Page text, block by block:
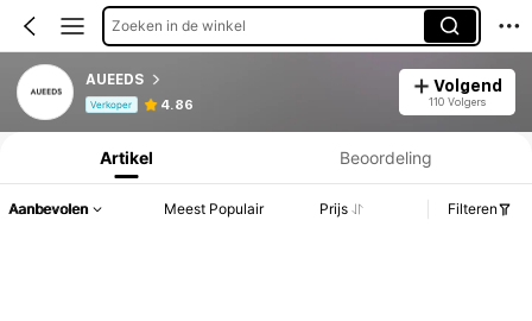
Zoeken in de winkel
AUEEDS
Verkoper 4.86
Volgend
110 Volgers
Productinformatie: Prijsopenbaring, Verkoop- en Voorraadgegevens.
Artikel Beoordeling
Aanbevolen Meest Populair Prijs Filteren